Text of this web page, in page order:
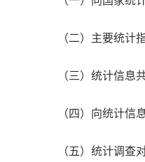
（二）主要统计
（三）统计信
（四）向统计
（五）统计调